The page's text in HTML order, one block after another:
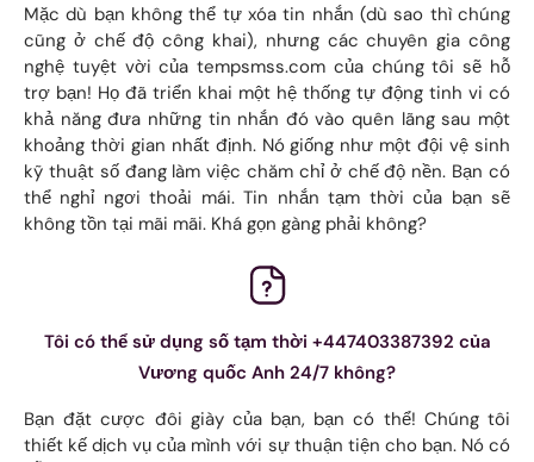
Mặc dù bạn không thể tự xóa tin nhắn (dù sao thì chúng
cũng ở chế độ công khai), nhưng các chuyên gia công
nghệ tuyệt vời của tempsmss.com của chúng tôi sẽ hỗ
trợ bạn! Họ đã triển khai một hệ thống tự động tinh vi có
khả năng đưa những tin nhắn đó vào quên lãng sau một
khoảng thời gian nhất định. Nó giống như một đội vệ sinh
kỹ thuật số đang làm việc chăm chỉ ở chế độ nền. Bạn có
thể nghỉ ngơi thoải mái. Tin nhắn tạm thời của bạn sẽ
không tồn tại mãi mãi. Khá gọn gàng phải không?
Tôi có thể sử dụng số tạm thời +447403387392 của
Vương quốc Anh 24/7 không?
Bạn đặt cược đôi giày của bạn, bạn có thể! Chúng tôi
thiết kế dịch vụ của mình với sự thuận tiện cho bạn. Nó có